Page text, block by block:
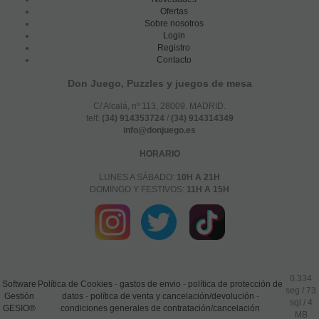
Ofertas
Sobre nosotros
Login
Registro
Contacto
Don Juego, Puzzles y juegos de mesa
C/ Alcalá, nº 113, 28009. MADRID.
telf: (34) 914353724/ (34) 914314349
info@donjuego.es
HORARIO
LUNES A SÁBADO: 10H A 21H
DOMINGO Y FESTIVOS: 11H A 15H
Software
Gestión
GESIO®
Política de Cookies - gastos de envio - política de protección de
datos- política de venta y cancelación/devolución -
condiciones generales de contratación/cancelación
0.334
seg / 73
sql / 4
MB